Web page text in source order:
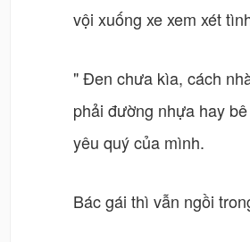
vội xuống xe xem xét
" Đen chưa kìa, cách
phải đường nhựa hay
yêu quý của mình.
Bác gái thì vẫn ngồi